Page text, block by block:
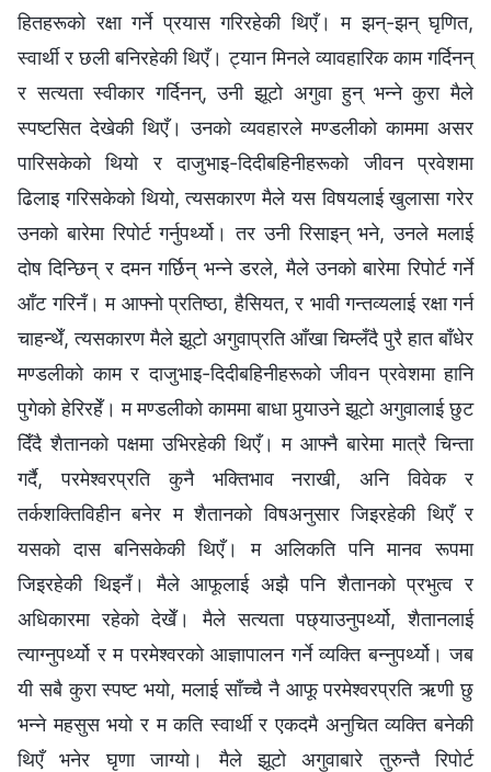
हितहरूको रक्षा गर्ने प्रयास गरिरहेकी थिएँ। म झन्-झन् घृणित,
स्वार्थी र छली बनिरहेकी थिएँ। ट्यान मिनले व्यावहारिक काम गर्दिनन्
र सत्यता स्वीकार गर्दिनन्, उनी झूटो अगुवा हुन् भन्‍ने कुरा मैले
स्पष्टसित देखेकी थिएँ। उनको व्यवहारले मण्डलीको काममा असर
पारिसकेको थियो र दाजुभाइ-दिदीबहिनीहरूको जीवन प्रवेशमा
ढिलाइ गरिसकेको थियो, त्यसकारण मैले यस विषयलाई खुलासा गरेर
उनको बारेमा रिपोर्ट गर्नुपर्थ्यो। तर उनी रिसाइन् भने, उनले मलाई
दोष दिन्छिन् र दमन गर्छिन् भन्‍ने डरले, मैले उनको बारेमा रिपोर्ट गर्ने
आँट गरिनँ। म आफ्‍नो प्रतिष्ठा, हैसियत, र भावी गन्तव्यलाई रक्षा गर्न
चाहन्थेँ, त्यसकारण मैले झूटो अगुवाप्रति आँखा चिम्‍लँदै पुरै हात बाँधेर
मण्डलीको काम र दाजुभाइ-दिदीबहिनीहरूको जीवन प्रवेशमा हानि
पुगेको हेरिरहेँ। म मण्डलीको काममा बाधा पुर्‍याउने झूटो अगुवालाई छुट
दिँदै शैतानको पक्षमा उभिरहेकी थिएँ। म आफ्‍नै बारेमा मात्रै चिन्ता
गर्दै, परमेश्‍वरप्रति कुनै भक्तिभाव नराखी, अनि विवेक र
तर्कशक्तिविहीन बनेर म शैतानको विषअनुसार जिइरहेकी थिएँ र
यसको दास बनिसकेकी थिएँ। म अलिकति पनि मानव रूपमा
जिइरहेकी थिइनँ। मैले आफूलाई अझै पनि शैतानको प्रभुत्व र
अधिकारमा रहेको देखेँ। मैले सत्यता पछ्याउनुपर्थ्यो, शैतानलाई
त्याग्‍नुपर्थ्यो र म परमेश्‍वरको आज्ञापालन गर्ने व्यक्ति बन्‍नुपर्थ्यो। जब
यी सबै कुरा स्पष्ट भयो, मलाई साँच्‍चै नै आफू परमेश्‍वरप्रति ऋणी छु
भन्‍ने महसुस भयो र म कति स्वार्थी र एकदमै अनुचित व्यक्ति बनेकी
थिएँ भनेर घृणा जाग्यो। मैले झूटो अगुवाबारे तुरुन्तै रिपोर्ट